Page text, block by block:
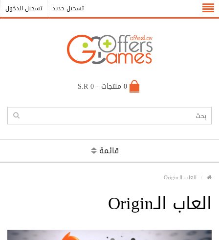
تسجيل الدخول تسجيل جديد
0 منتجات - S.R 0
قائمة
العاب الـOrigin
العاب الـOrigin